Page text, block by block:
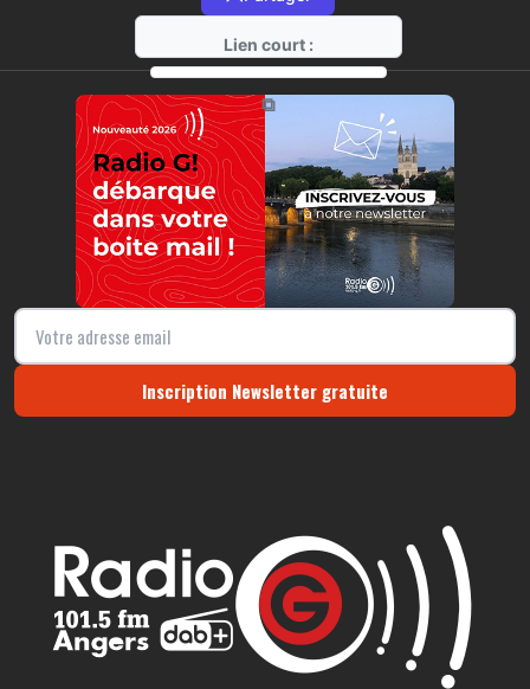
Lien court :
https://radio-g.fr?19047
⧉
Inscription Newsletter gratuite